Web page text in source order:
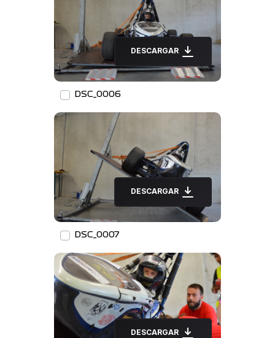
DESCARGAR
DSC_0006
DESCARGAR
DSC_0007
DESCARGAR